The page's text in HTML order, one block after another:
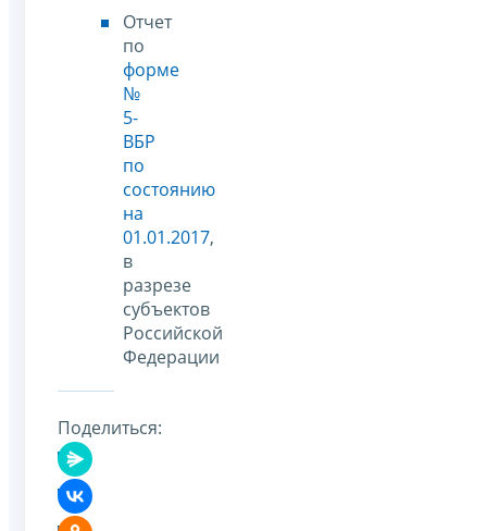
Отчет
по
форме
№
5-
ВБР
по
состоянию
на
01.01.2017,
в
разрезе
субъектов
Российской
Федерации
Поделиться: